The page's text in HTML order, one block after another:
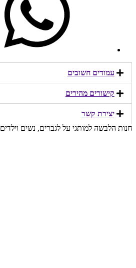
עמודים חשובים
קישורים מהירים​
יצירת קשר​
חנות הלבשה למותגי על לגברים, נשים וילדים